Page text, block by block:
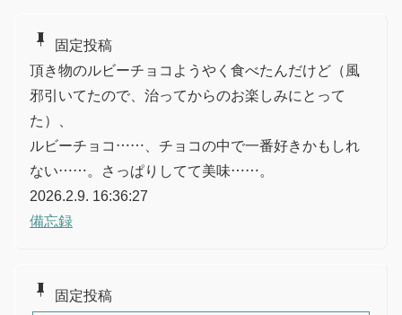
push_pin
固定投稿
頂き物のルビーチョコようやく食べたんだけど（風
邪引いてたので、治ってからのお楽しみにとって
た）、
ルビーチョコ……、チョコの中で一番好きかもしれ
ない……。さっぱりしてて美味……。
2026.2.9. 16:36:27
備忘録
push_pin 固定投稿